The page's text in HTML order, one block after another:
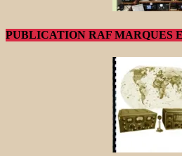
PUBLICATION RAF MARQUES